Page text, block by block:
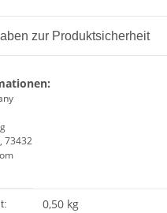
zur Produktsicherheit
73432
0,50 kg